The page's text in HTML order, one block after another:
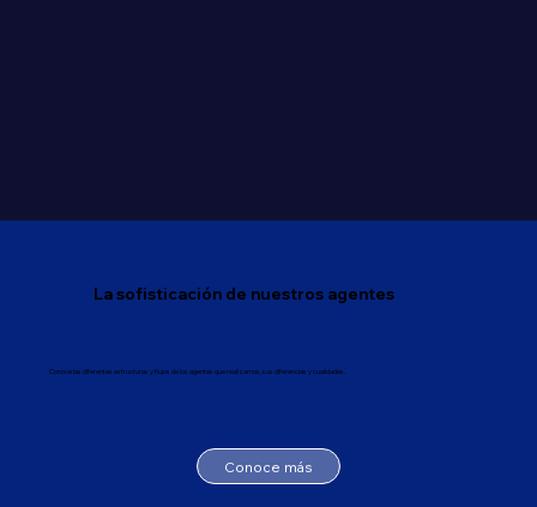
La sofisticación de nuestros agentes
Conoce las diferentes estructuras y flujos de los agentes que realizamos, sus diferencias y cualidades.
Conoce más